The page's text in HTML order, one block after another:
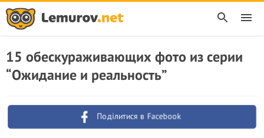
15 обескураживающих фото из серии
“Ожидание и реальность”
Поділитися в Facebook